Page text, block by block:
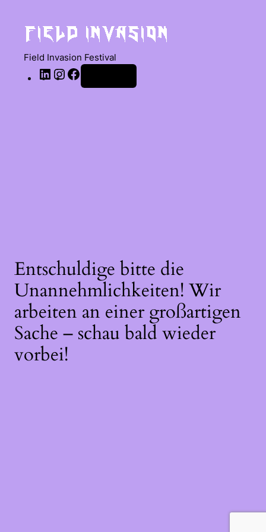
Field Invasion Festival
Entschuldige bitte die
Unannehmlichkeiten! Wir
arbeiten an einer großartigen
Sache – schau bald wieder
vorbei!